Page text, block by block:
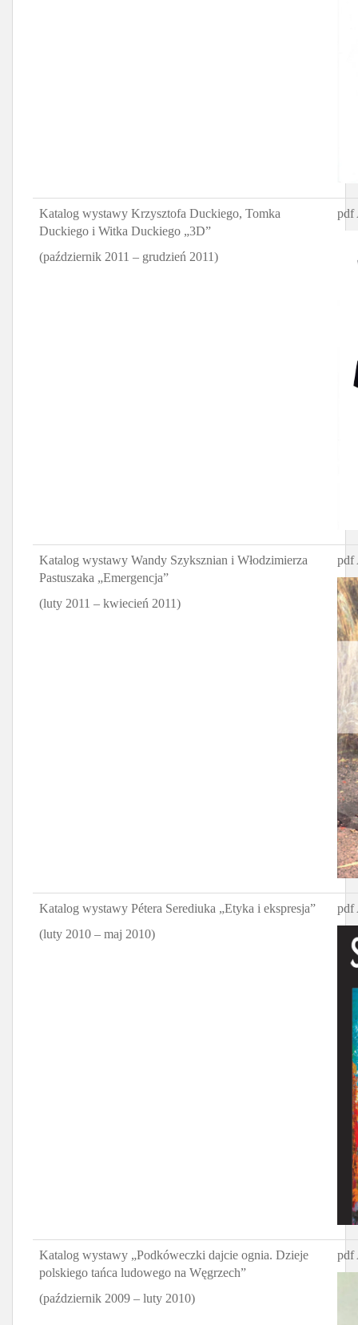
Katalog wystawy Krzysztofa Duckiego, Tomka
Duckiego i Witka Duckiego „3D”
(październik 2011 – grudzień 2011)
pdf
Katalog wystawy Wandy Szyksznian i Włodzimierza
Pastuszaka „Emergencja”
(luty 2011 – kwiecień 2011)
pdf
Katalog wystawy Pétera Serediuka „Etyka i ekspresja”
(luty 2010 – maj 2010)
pdf
Katalog wystawy „Podkóweczki dajcie ognia. Dzieje
polskiego tańca ludowego na Węgrzech”
(październik 2009 – luty 2010)
pdf